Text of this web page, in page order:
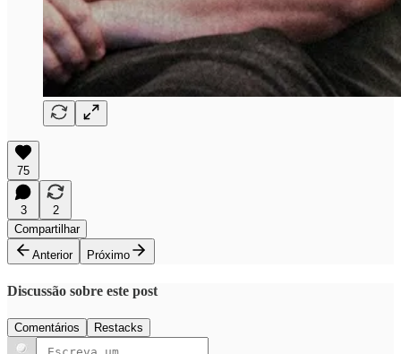
75
3
2
Compartilhar
Anterior
Próximo
Discussão sobre este post
Comentários Restacks